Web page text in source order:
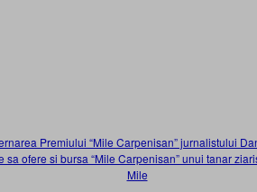
Premiului “Mile Carpenisan” jurnalistului
ofere si bursa “Mile Carpenisan” unui tanar
Mile